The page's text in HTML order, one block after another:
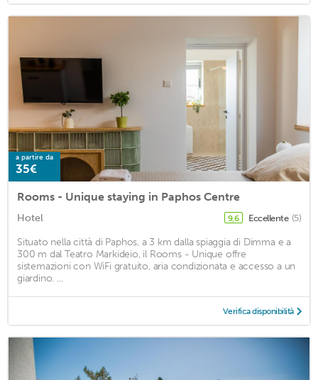
a partire da
35€
Rooms - Unique staying in Paphos Centre
Hotel 9,6 Eccellente (5)
Situato nella città di Paphos, a 3 km dalla spiaggia di Dimma e a
300 m dal Teatro Markideio, il Rooms - Unique offre
sistemazioni con WiFi gratuito, aria condizionata e accesso a un
giardino. ...
Verifica disponibilità